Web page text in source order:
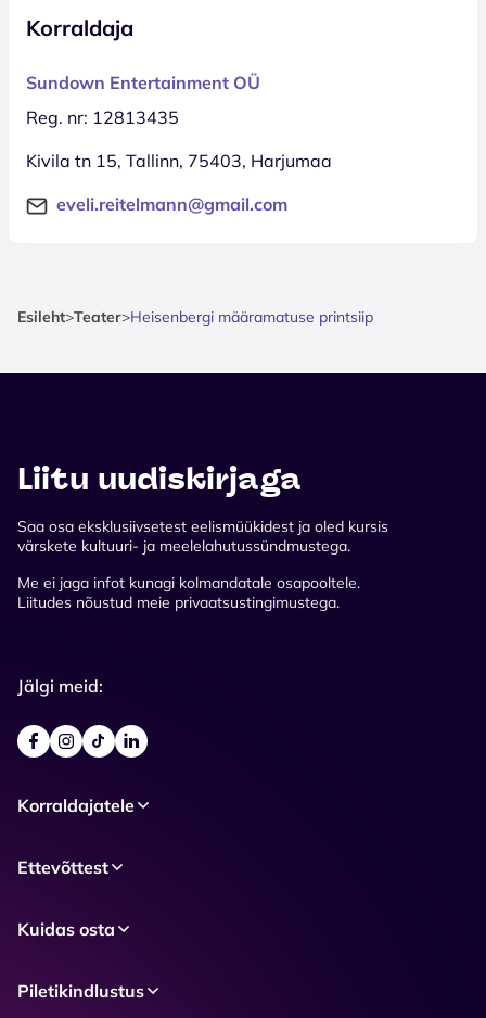
Korraldaja
Sundown Entertainment OÜ
Reg. nr: 12813435
Kivila tn 15, Tallinn, 75403, Harjumaa
eveli.reitelmann@gmail.com
Esileht>Teater>Heisenbergi määramatuse printsiip
Liitu uudiskirjaga
Saa osa eksklusiivsetest eelismüükidest ja oled kursis
värskete kultuuri- ja meelelahutussündmustega.
Me ei jaga infot kunagi kolmandatale osapooltele.
Liitudes nõustud meie privaatsustingimustega.
Jälgi meid:
Korraldajatele
Ettevõttest
Kuidas osta
Piletikindlustus